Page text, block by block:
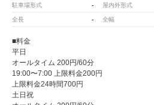
駐車場形式 - 屋内外形式
全長 - 全幅
■料金
平日
オールタイム 200円/60分
19:00〜7:00 上限料金200円
上限料金24時間700円
土日祝